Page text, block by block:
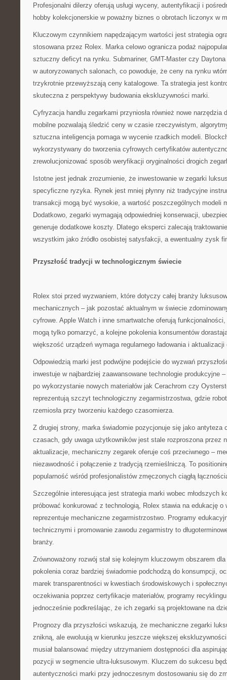
Profesjonalni dilerzy oferują usługi wyceny, autentyfikacji i
hobby kolekcjonerskie w poważny biznes o obrotach liczonyx w
Kluczowym czynnikiem napędzającym wartości jest strategia
stosowana przez Rolex. Marka celowo ogranicza podaż
sztuczny deficyt na rynku. Submariner, GMT-Master czy
w autoryzowanych salonach, co powoduje, że ceny na rynku
trzykrotnie przewyższają ceny katalogowe. Ta strategia jest
skuteczna z perspektywy budowania ekskluzywności marki.
Cyfryzacja handlu zegarkami przyniosła również nowe narzędzia
mobilne pozwalają śledzić ceny w czasie rzeczywistym,
sztuczna inteligencja pomaga w wycenie rzadkich modeli.
wykorzystywany do tworzenia cyfrowych certyfikatów
zrewolucjonizować sposób weryfikacji oryginalności drogich
Istotne jest jednak zrozumienie, że inwestowanie w zegarki
specyficzne ryzyka. Rynek jest mniej płynny niż tradycyjne
transakcji mogą być wysokie, a wartość poszczególnych modeli
Dodatkowo, zegarki wymagają odpowiedniej konserwacji,
generuje dodatkowe koszty. Dlatego eksperci zalecają
wszystkim jako źródło osobistej satysfakcji, a ewentualny zysk
Przyszłość tradycji w technologicznym świecie
Rolex stoi przed wyzwaniem, które dotyczy całej branży
mechanicznych – jak pozostać aktualnym w świecie
cyfrowe. Apple Watch i inne smartwatche oferują
mogą tylko pomarzyć, a kolejne pokolenia konsumentów
większość urządzeń wymaga regularnego ładowania i aktualizacji
Odpowiedzią marki jest podwójne podejście do wyzwań
inwestuje w najbardziej zaawansowane technologie produkcyjne
po wykorzystanie nowych materiałów jak Cerachrom czy
reprezentują szczyt technologiczny zegarmistrzostwa, gdzie
rzemiosła przy tworzeniu każdego czasomierza.
Z drugiej strony, marka świadomie pozycjonuje się jako antyteza
czasach, gdy uwaga użytkowników jest stale rozproszona przez
aktualizacje, mechaniczny zegarek oferuje coś przeciwnego –
niezawodność i połączenie z tradycją rzemieślniczą. To
popularność wśród profesjonalistów zmęczonych ciągłą
Szczególnie interesująca jest strategia marki wobec młodszych
próbować konkurować z technologią, Rolex stawia na edukację o
reprezentuje mechaniczne zegarmistrzostwo. Programy
technicznymi i promowanie zawodu zegarmistry to
branży.
Zrównoważony rozwój stał się kolejnym kluczowym obszarem
pokolenia coraz bardziej świadomie podchodzą do konsumpcji,
marek transparentności w kwestiach środowiskowych i
oczekiwania poprzez certyfikacje materiałów, programy
jednocześnie podkreślając, że ich zegarki są projektowane na
Prognozy dla przyszłości wskazują, że mechaniczne zegarki
znikną, ale ewoluują w kierunku jeszcze większej
musiał balansować między utrzymaniem dostępności dla
pozycji w segmencie ultra-luksusowym. Kluczem do sukcesu
autentyczności marki przy jednoczesnym dostosowaniu się do